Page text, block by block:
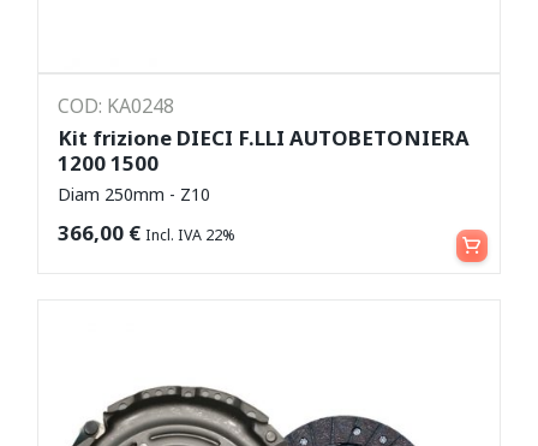
COD: KA0248
Kit frizione DIECI F.LLI AUTOBETONIERA
1200 1500
Diam 250mm - Z10
366,00 € Incl. IVA 22% Aggiungi al carrello